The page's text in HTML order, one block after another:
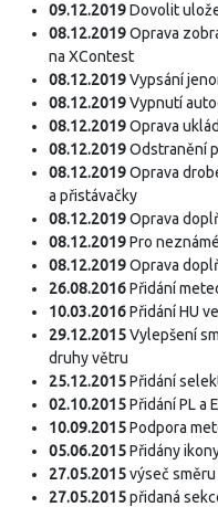
09.12.2019Dovolit
08.12.2019Oprava
na XContest
08.12.2019Vypsání
08.12.2019Vypnutí
08.12.2019Oprava
08.12.2019Odstranění
08.12.2019Oprava
a přistávačky
08.12.2019Oprava
08.12.2019Pro
08.12.2019Oprava
26.08.2016Přidání
10.03.2016Přidání HU
29.12.2015Vylepšení
druhy větru
25.12.2015Přidání
02.10.2015Přidání PL a
10.09.2015Podpora
05.06.2015Přidány
27.05.2015výseč
27.05.2015přidaná